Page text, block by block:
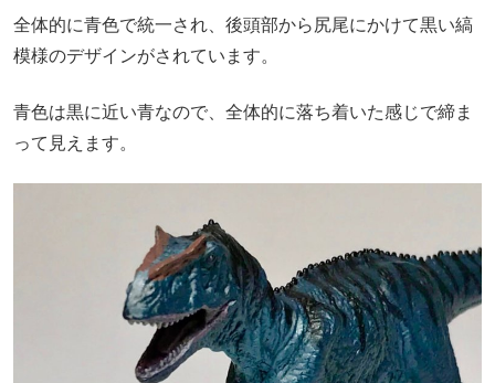
全体的に青色で統一され、後頭部から尻尾にかけて黒い縞
模様のデザインがされています。
青色は黒に近い青なので、全体的に落ち着いた感じで締ま
って見えます。